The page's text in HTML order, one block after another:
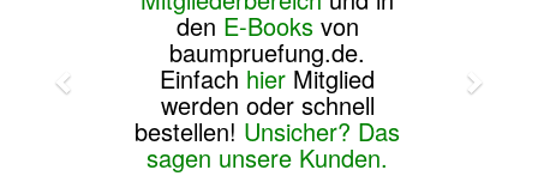
den E-Booksvon
baumpruefung.de.
Einfach hier Mitglied
werden oder schnell
bestellen! Unsicher? Das
sagen unsere Kunden.